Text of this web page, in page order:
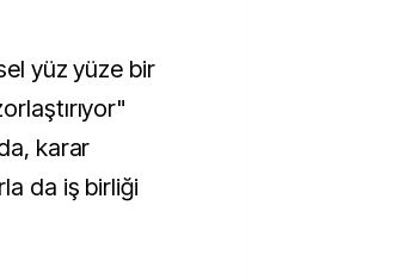
yüz yüze bir
karar
da iş birliği